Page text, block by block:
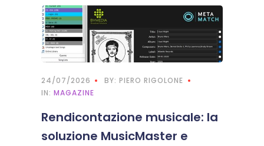
24/07/2026
BY: PIERO RIGOLONE
IN: MAGAZINE
Rendicontazione musicale: la
soluzione MusicMaster e